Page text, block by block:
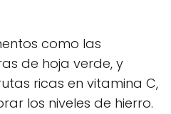
como las
de hoja verde, y
ricas en vitamina C,
los niveles de hierro.